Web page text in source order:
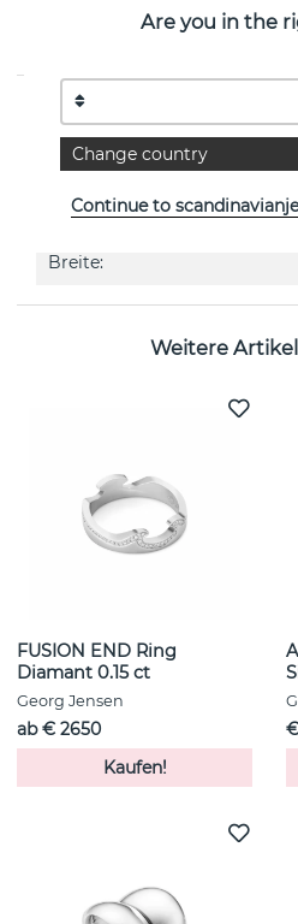
FUSION SMALL Ohrring FULL
EIGENSCHAFTEN
Durchmesser:
Kollektion:
Breite:
Weitere
FUSION END Ring
Diamant 0.15 ct
Georg Jensen
ab € 2650
Kaufen!
Are you in the
Change country
Continue to